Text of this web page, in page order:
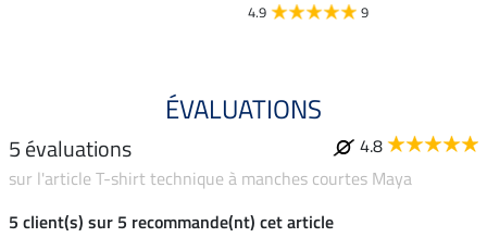
4.9 9
ÉVALUATIONS
5 évaluations
4.8
sur l'article T-shirt technique à manches courtes Maya
5 client(s) sur 5 recommande(nt) cet article